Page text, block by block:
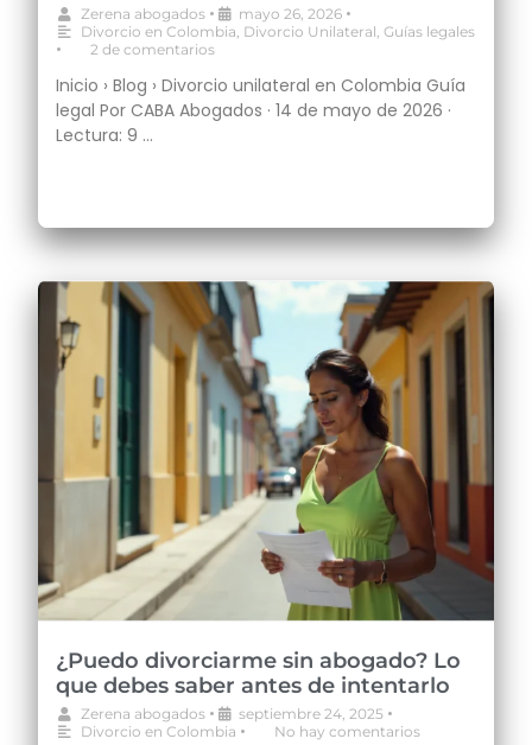
Zerena abogados • mayo 26, 2026 •
Divorcio en Colombia Divorcio Unilateral Guías legales
• 2 de comentarios
Inicio › Blog › Divorcio unilateral en Colombia Guía
legal Por CABA Abogados · 14 de mayo de 2026 ·
Lectura: 9 …
¿Puedo divorciarme sin abogado? Lo
que debes saber antes de intentarlo
Zerena abogados • septiembre 24, 2025 •
Divorcio en Colombia • No hay comentarios